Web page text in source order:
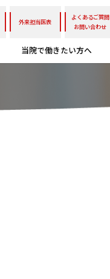
外来担当医表
よくあるご質問
お問い合わせ
当院で働きたい方へ